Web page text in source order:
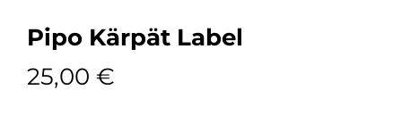
Pipo Kärpät Label
25,00 €